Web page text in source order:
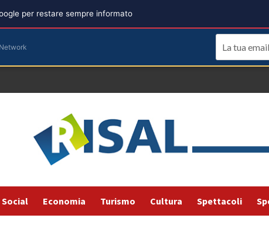
Social Economia Turismo Cultura Spettacoli
per restare sempre informato